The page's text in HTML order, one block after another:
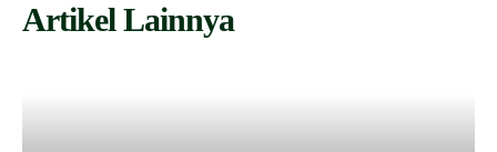
Artikel Lainnya